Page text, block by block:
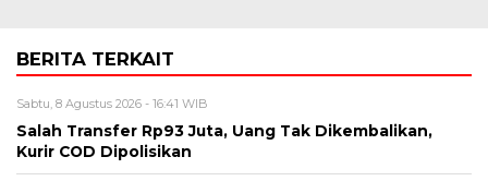
BERITA TERKAIT
Sabtu, 8 Agustus 2026 - 16:41 WIB
Salah Transfer Rp93 Juta, Uang Tak Dikembalikan,
Kurir COD Dipolisikan